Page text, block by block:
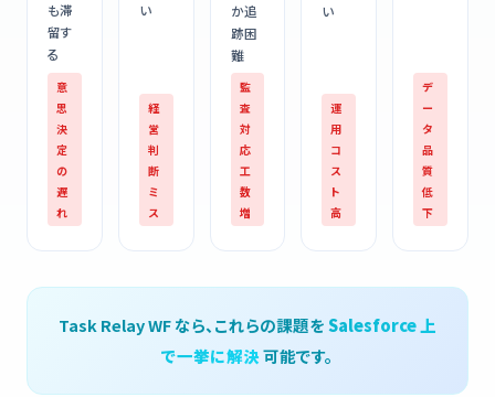
も滞
留す
る
意
思
決
定
の
遅
れ
い
経
営
判
断
ミ
ス
か追
跡困
難
監
査
対
応
工
数
増
い
運
用
コ
ス
ト
高
デ
ー
タ
品
質
低
下
Task Relay WF なら、これらの課題をSalesforce 上
で一挙に解決可能です。